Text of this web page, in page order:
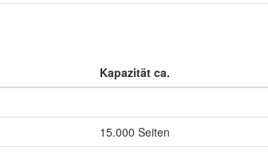
Kapazität ca.
15.000 Seiten